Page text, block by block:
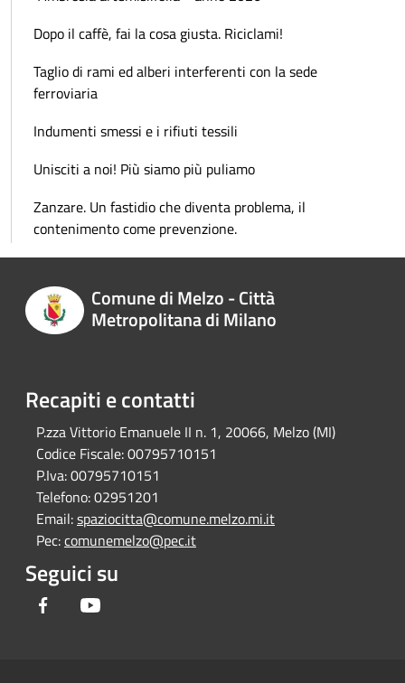
Dopo il caffè, fai la cosa giusta. Riciclami!
Taglio di rami ed alberi interferenti con la sede
ferroviaria
Indumenti smessi e i rifiuti tessili
Unisciti a noi! Più siamo più puliamo
Zanzare. Un fastidio che diventa problema, il
contenimento come prevenzione.
Comune di Melzo - Città
Metropolitana di Milano
Recapiti e contatti
P.zza Vittorio Emanuele II n. 1, 20066, Melzo (MI)
Codice Fiscale:00795710151
P.Iva:00795710151
Telefono:02951201
Email:spaziocitta@comune.melzo.mi.it
Pec:comunemelzo@pec.it
Seguici su
Facebook